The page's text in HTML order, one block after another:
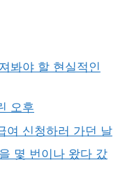
봐야 할 현실적인
오후
여 신청하러 가던 날
몇 번이나 왔다 갔